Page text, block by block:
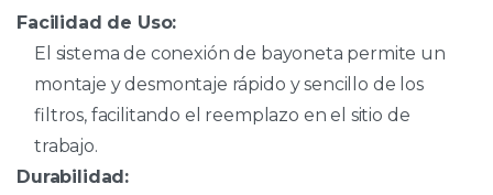
Facilidad de Uso:
El sistema de conexión de bayoneta permite un
montaje y desmontaje rápido y sencillo de los
filtros, facilitando el reemplazo en el sitio de
trabajo.
Durabilidad: